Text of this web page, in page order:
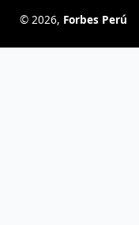
© 2026, Forbes Perú